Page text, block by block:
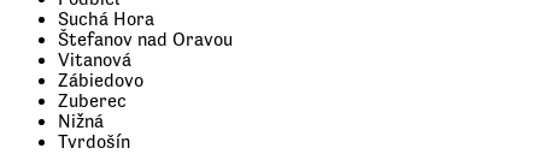
Suchá Hora
Štefanov nad Oravou
Vitanová
Zábiedovo
Zuberec
Nižná
Tvrdošín